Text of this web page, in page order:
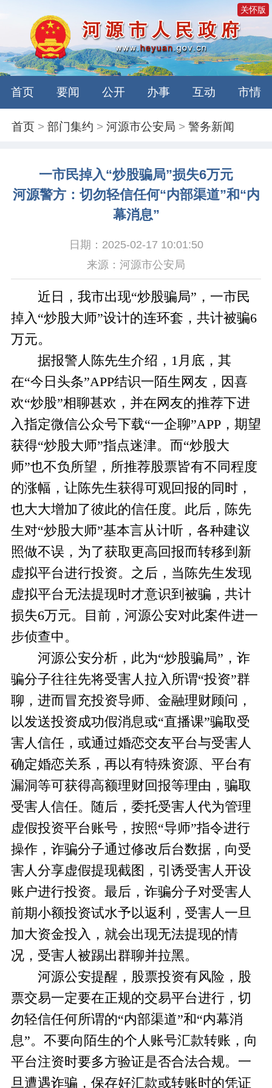
关怀版
首页 要闻 公开 办事 互动 市情
首页 >部门集约 >河源市公安局 >警务新闻
一市民掉入“炒股骗局”损失6万元
河源警方：切勿轻信任何“内部渠道”和“内
幕消息”
日期：2025-02-17 10:01:50
来源：河源市公安局
近日，我市出现“炒股骗局”，一市民
掉入“炒股大师”设计的连环套，共计被骗6
万元。
据报警人陈先生介绍，1月底，其
在“今日头条”APP结识一陌生网友，因喜
欢“炒股”相聊甚欢，并在网友的推荐下进
入指定微信公众号下载“一企聊”APP，期望
获得“炒股大师”指点迷津。而“炒股大
师”也不负所望，所推荐股票皆有不同程度
的涨幅，让陈先生获得可观回报的同时，
也大大增加了彼此的信任度。此后，陈先
生对“炒股大师”基本言从计听，各种建议
照做不误，为了获取更高回报而转移到新
虚拟平台进行投资。之后，当陈先生发现
虚拟平台无法提现时才意识到被骗，共计
损失6万元。目前，河源公安对此案件进一
步侦查中。
河源公安分析，此为“炒股骗局”，诈
骗分子往往先将受害人拉入所谓“投资”群
聊，进而冒充投资导师、金融理财顾问，
以发送投资成功假消息或“直播课”骗取受
害人信任，或通过婚恋交友平台与受害人
确定婚恋关系，再以有特殊资源、平台有
漏洞等可获得高额理财回报等理由，骗取
受害人信任。随后，委托受害人代为管理
虚假投资平台账号，按照“导师”指令进行
操作，诈骗分子通过修改后台数据，向受
害人分享虚假提现截图，引诱受害人开设
账户进行投资。最后，诈骗分子对受害人
前期小额投资试水予以返利，受害人一旦
加大资金投入，就会出现无法提现的情
况，受害人被踢出群聊并拉黑。
河源公安提醒，股票投资有风险，股
票交易一定要在正规的交易平台进行，切
勿轻信任何所谓的“内部渠道”和“内幕消
息”。不要向陌生的个人账号汇款转账，向
平台注资时要多方验证是否合法合规。一
旦遭遇诈骗，保存好汇款或转账时的凭证